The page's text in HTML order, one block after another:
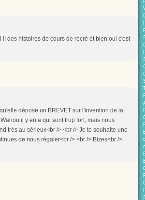
des histoires de cours de récré et bien oui c'est
dépose un BREVET sur l'invention de la
il y en a qui sont trop fort, mais nous
très au sérieux<br /> <br /> Je te souhaite une
de nous régaler<br /> <br /> Bizes<br />